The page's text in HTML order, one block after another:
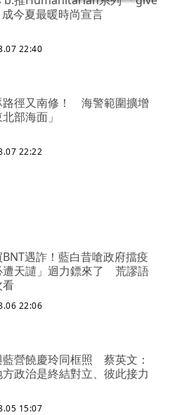
今夏最暖時尚宣言
22:40
路徑又南修！ 海警範圍擴增
部海面」
22:22
遇詐！藍白昔嗆政府擋疫
遭天譴」迴力鏢來了 荒謬語
看
22:06
藍營饒慶玲同框照 蔡英文：
政治是終結對立、彼此接力
15:07